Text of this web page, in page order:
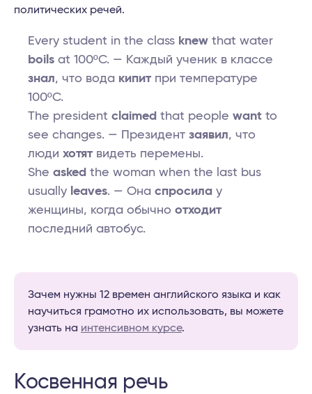
политических речей.
Every student in the class knew that water
boils at 100ºC. — Каждый ученик в классе
знал, что вода кипит при температуре
100ºC.
The president claimed that people want to
see changes. — Президент заявил, что
люди хотят видеть перемены.
She asked the woman when the last bus
usually leaves. — Она спросила у
женщины, когда обычно отходит
последний автобус.
Зачем нужны 12 времен английского языка и как
научиться грамотно их использовать, вы можете
узнать на интенсивном курсе.
Косвенная речь